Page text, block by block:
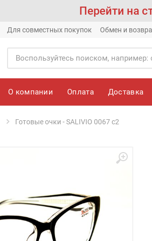
Перейти на
Для совместных покупок Обмен и
О компании Оплата Доставка
Готовые очки - SALIVIO 0067 с2